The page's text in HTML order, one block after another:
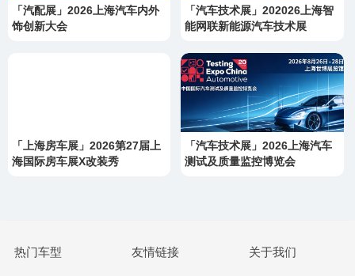
「汽配展」2026上海汽车内外
饰创新大会
「汽车技术展」202026上海智
能网联新能源汽车技术展
「上海房车展」2026第27届上
海国际房车展X改装秀
「汽车技术展」2026上海汽车
测试及质量监控博览会
热门车型 友情链接 关于我们